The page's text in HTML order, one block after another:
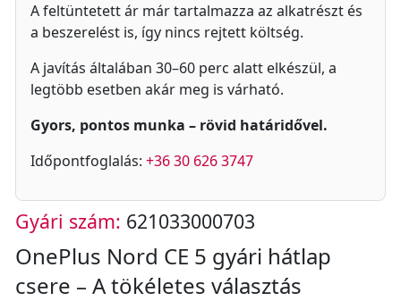
A feltüntetett ár már tartalmazza az alkatrészt és
a beszerelést is, így nincs rejtett költség.
A javítás általában 30–60 perc alatt elkészül, a
legtöbb esetben akár meg is várható.
Gyors, pontos munka – rövid határidővel.
Időpontfoglalás: +36 30 626 3747
Gyári szám: 621033000703
OnePlus Nord CE 5 gyári hátlap
csere – A tökéletes választás